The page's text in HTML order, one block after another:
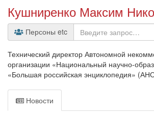
Кушниренко Максим
Персоны etc
Технический директор Автономной
организации «Национальный научно-
«Большая российская энциклопедия»
Новости